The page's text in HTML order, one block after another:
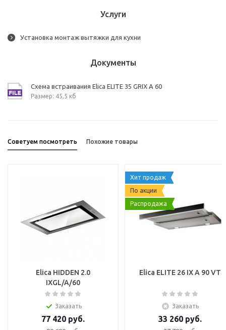
Услуги
Установка монтаж вытяжки для кухни
Документы
Схема встраивания Elica ELITE 35 GRIX A 60
Размер: 45,5 кб
Советуем посмотреть Похожие товары
Elica HIDDEN 2.0
IXGL/A/60
Заказать
77 420 руб.
Хит продаж
По акции
Распродажа
Elica ELITE 26 IX A 90 VT
Заказать
33 260 руб.